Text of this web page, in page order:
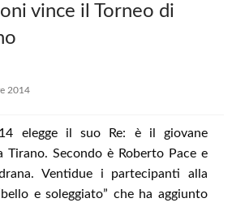
vince il Torneo di
2014
elegge il suo Re: è il giovane
Tirano. Secondo è Roberto Pace e
Ventidue i partecipanti alla
e soleggiato” che ha aggiunto